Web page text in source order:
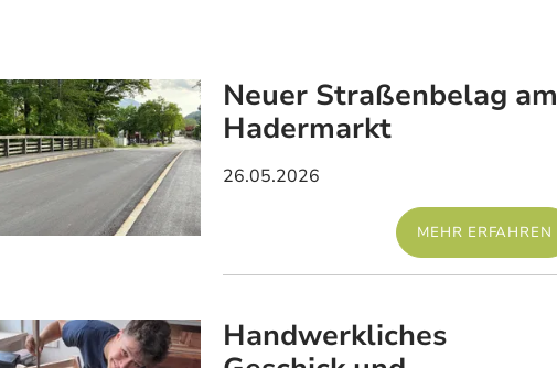
Neuer Straßenbelag am
Hadermarkt
26.05.2026
MEHR ERFAHREN
Handwerkliches